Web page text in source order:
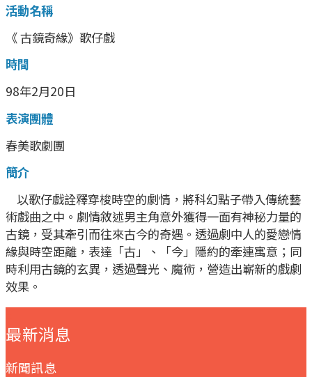
活動名稱
《 古鏡奇緣》歌仔戲
時間
98年2月20日
表演團體
春美歌劇團
簡介
以歌仔戲詮釋穿梭時空的劇情，將科幻點子帶入傳統藝
術戲曲之中。劇情敘述男主角意外獲得一面有神秘力量的
古鏡，受其牽引而往來古今的奇遇。透過劇中人的愛戀情
緣與時空距離，表達「古」、「今」隱約的牽連寓意；同
時利用古鏡的玄異，透過聲光、魔術，營造出嶄新的戲劇
效果。
最新消息
新聞訊息